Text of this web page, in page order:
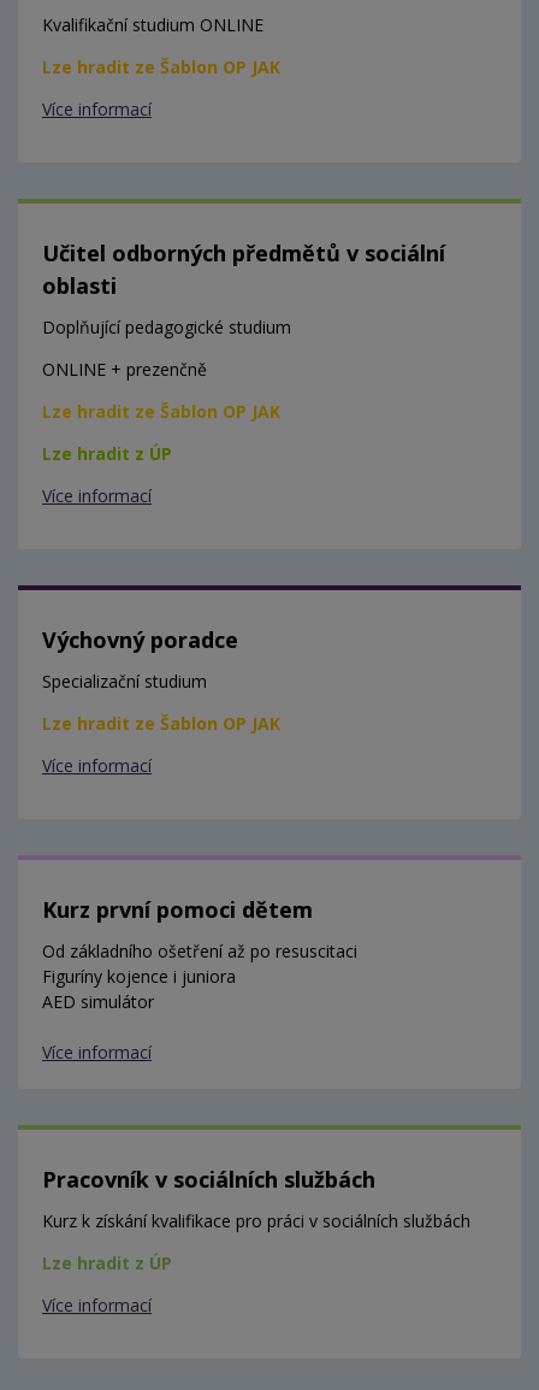
Kvalifikační studium ONLINE
Lze hradit ze Šablon OP JAK
Více informací
Učitel odborných předmětů v sociální
oblasti
Doplňující pedagogické studium
ONLINE + prezenčně
Lze hradit ze Šablon OP JAK
Lze hradit z ÚP
Více informací
Výchovný poradce
Specializační studium
Lze hradit ze Šablon OP JAK
Více informací
Kurz první pomoci dětem
Od základního ošetření až po resuscitaci
Figuríny kojence i juniora
AED simulátor
Více informací
Pracovník v sociálních službách
Kurz k získání kvalifikace pro práci v sociálních službách
Lze hradit z ÚP
Více informací